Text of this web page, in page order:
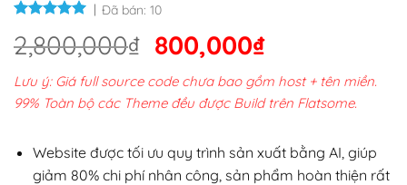
Đã bán: 10
2,800,000₫ Giá
gốc
là:
2,800,000₫.
800,000₫Giá
hiện
tại
800,000₫.
Lưu ý: Giá full source code chưa bao gồm host + tên miền.
99% Toàn bộ các Theme đều được Build trên Flatsome.
Website được tối ưu quy trình sản xuất bằng AI, giúp
giảm 80% chi phí nhân công, sản phẩm hoàn thiện rất